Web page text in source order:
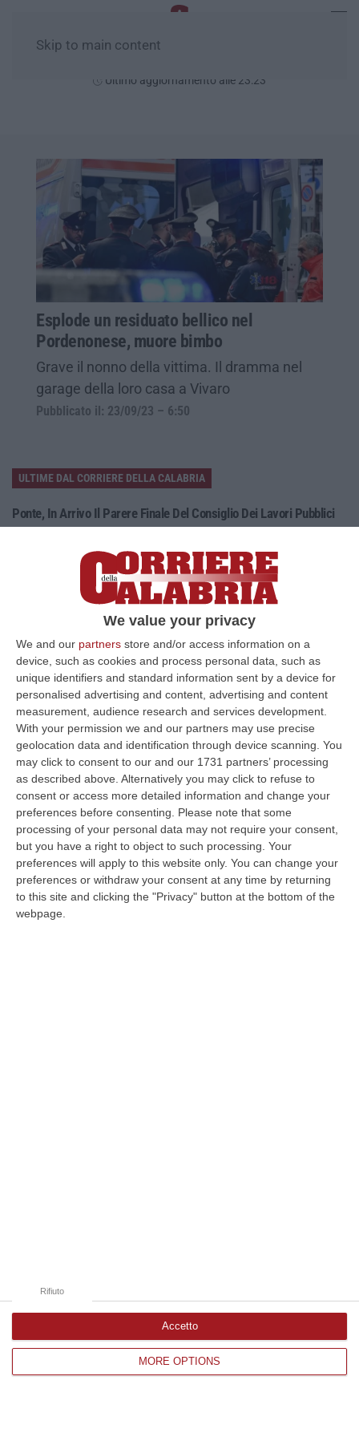
We value your privacy
We and our partners store and/or access information on a
device, such as cookies and process personal data, such as
unique identifiers and standard information sent by a device for
personalised advertising and content, advertising and content
measurement, audience research and services development.
With your permission we and our partners may use precise
geolocation data and identification through device scanning. You
may click to consent to our and our 1731 partners’ processing
as described above. Alternatively you may click to refuse to
consent or access more detailed information and change your
preferences before consenting.
Please note that some
processing of your personal data may not require your consent,
but you have a right to object to such processing. Your
preferences will apply to this website only. You can change your
preferences or withdraw your consent at any time by returning
to this site and clicking the "Privacy" button at the bottom of the
webpage.
MORE OPTIONS
Rifiuto
Accetto
Skip to main content
Ultimo aggiornamento alle 23:23
Esplode un residuato bellico nel
Pordenonese, muore bimbo
Grave il nonno della vittima. Il dramma nel
garage della loro casa a Vivaro
Pubblicato il: 23/09/23 – 6:50
ULTIME DAL CORRIERE DELLA CALABRIA
Ponte, In Arrivo Il Parere Finale Del Consiglio Dei Lavori Pubblici
Stretto. Per domani è atteso il parere finale del Consiglio Superi…
05 Agosto, 23:23
Accoltella Coetaneo Alla Gola Durante Un Litigio, Arrestato
“MAMMOLA Un sessantenne, F.S., originario della piana di Gioia Tauro, è
stato arrestato dai carabinieri a Cinquefrondi perché accusato del t…
05 Agosto, 22:07
Ciclovia Dei Parchi Della Calabria: Al Via La Messa In Sicurezza
Del Tratto Fabrizia – Serra San Bruno
“SERRA SAN BRUNO Partono i lavori di riqualificazione e miglioramento
della sicurezza lungo la Ciclovia dei Parchi della Calabria, concentra…
05 Agosto, 21:56
Tari, Senese: «Rendere Efficiente Il Sistema Per Ridurre I Costi
Per I Cittadini E Aumentare I Salari»
“CATANZARO A Lamezia Terme la Tari aumenta del 6,2% per le famiglie e
del 17% per le imprese; a Crotone del 6,9%; a Catanzaro dell’1,63%. A…
05 Agosto, 21:23
Corriere delle Calabria è una testata giornalistica di News&Com S.r.l